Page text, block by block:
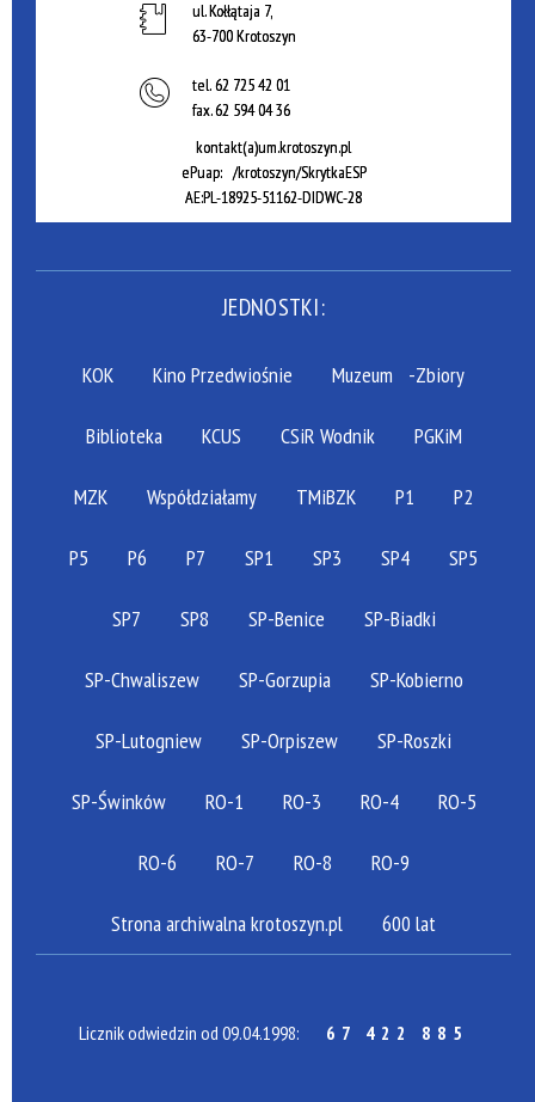
ul. Kołłątaja 7,
63-700 Krotoszyn
tel.62 725 42 01
fax.62 594 04 36
kontakt(a)um.krotoszyn.pl
ePuap: /krotoszyn/SkrytkaESP
AE:PL-18925-51162-DIDWC-28
JEDNOSTKI:
KOK Kino Przedwiośnie Muzeum -Zbiory
Biblioteka KCUS CSiR Wodnik PGKiM
MZK Współdziałamy TMiBZK P1 P2
P5 P6 P7 SP1 SP3 SP4 SP5
SP7 SP8 SP-Benice SP-Biadki
SP-Chwaliszew SP-Gorzupia SP-Kobierno
SP-Lutogniew SP-Orpiszew SP-Roszki
SP-Świnków RO-1 RO-3 RO-4 RO-5
RO-6 RO-7 RO-8 RO-9
Strona archiwalna krotoszyn.pl 600 lat
Licznik odwiedzin od 09.04.1998: 67 422 885